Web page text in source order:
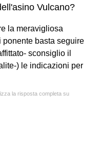
Vulcano?
la meravigliosa
basta seguire
sconsiglio il
) le indicazioni per
la risposta completa su